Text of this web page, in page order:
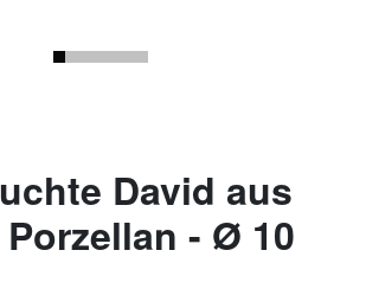
David aus
- Ø 10